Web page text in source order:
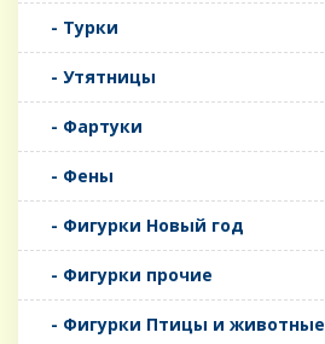
- Турки
- Утятницы
- Фартуки
- Фены
- Фигурки Новый год
- Фигурки прочие
- Фигурки Птицы и животные